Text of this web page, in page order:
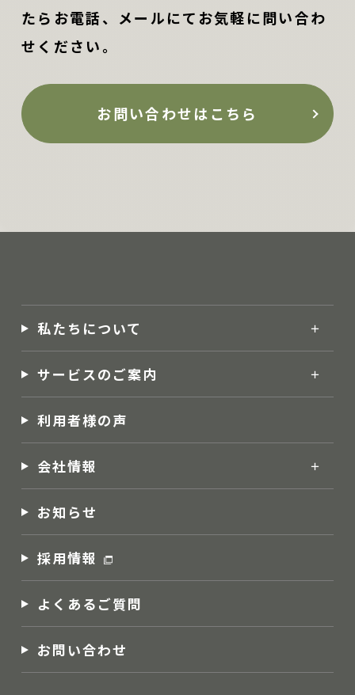
たらお電話、メールにてお気軽に問い合わ
せください。
お問い合わせはこちら
私たちについて
サービスのご案内
利用者様の声
会社情報
お知らせ
採用情報
よくあるご質問
お問い合わせ